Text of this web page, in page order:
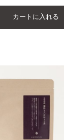
カートに入れる